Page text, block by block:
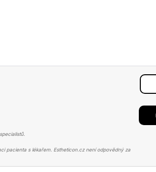
pacienta s lékařem. Estheticon.cz není odpovědný za